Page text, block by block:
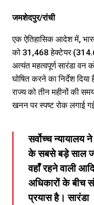
जमशेदपुर/रांची
एक ऐतिहासिक आदेश में,
को 31,468 हेक्टेयर
अत्यंत महत्वपूर्ण सारंडा वन
घोषित करने का निर्देश
राज्य को तीन महीनों की
खनन पर स्पष्ट रोक लगाई
सर्वोच्च न्यायालय
के सबसे बड़े साल
वहाँ रहने वाली
अधिकारों के बीच
प्रयास है।